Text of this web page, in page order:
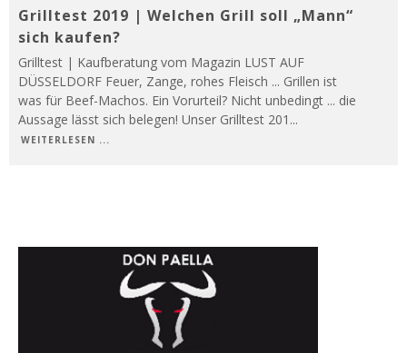
Grilltest 2019 | Welchen Grill soll „Mann“
sich kaufen?
Grilltest | Kaufberatung vom Magazin LUST AUF
DÜSSELDORF Feuer, Zange, rohes Fleisch ... Grillen ist
was für Beef-Machos. Ein Vorurteil? Nicht unbedingt ... die
Aussage lässt sich belegen! Unser Grilltest 201 ...
WEITERLESEN ...